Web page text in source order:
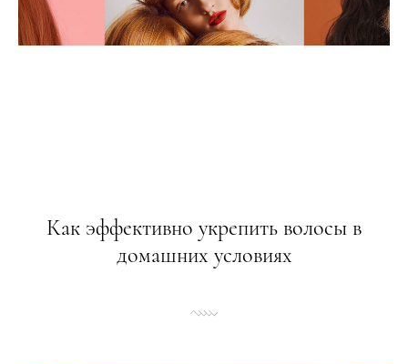
Как эффективно укрепить волосы в
домашних условиях